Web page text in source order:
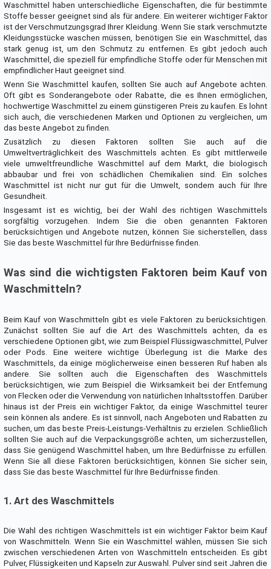
Waschmittel haben unterschiedliche Eigenschaften, die für bestimmte
Stoffe besser geeignet sind als für andere. Ein weiterer wichtiger Faktor
ist der Verschmutzungsgrad Ihrer Kleidung. Wenn Sie stark verschmutzte
Kleidungsstücke waschen müssen, benötigen Sie ein Waschmittel, das
stark genug ist, um den Schmutz zu entfernen. Es gibt jedoch auch
Waschmittel, die speziell für empfindliche Stoffe oder für Menschen mit
empfindlicher Haut geeignet sind.
Wenn Sie Waschmittel kaufen, sollten Sie auch auf Angebote achten.
Oft gibt es Sonderangebote oder Rabatte, die es Ihnen ermöglichen,
hochwertige Waschmittel zu einem günstigeren Preis zu kaufen. Es lohnt
sich auch, die verschiedenen Marken und Optionen zu vergleichen, um
das beste Angebot zu finden.
Zusätzlich zu diesen Faktoren sollten Sie auch auf die
Umweltverträglichkeit des Waschmittels achten. Es gibt mittlerweile
viele umweltfreundliche Waschmittel auf dem Markt, die biologisch
abbaubar und frei von schädlichen Chemikalien sind. Ein solches
Waschmittel ist nicht nur gut für die Umwelt, sondern auch für Ihre
Gesundheit.
Insgesamt ist es wichtig, bei der Wahl des richtigen Waschmittels
sorgfältig vorzugehen. Indem Sie die oben genannten Faktoren
berücksichtigen und Angebote nutzen, können Sie sicherstellen, dass
Sie das beste Waschmittel für Ihre Bedürfnisse finden.
Was sind die wichtigsten Faktoren beim Kauf von
Waschmitteln?
Beim Kauf von Waschmitteln gibt es viele Faktoren zu berücksichtigen.
Zunächst sollten Sie auf die Art des Waschmittels achten, da es
verschiedene Optionen gibt, wie zum Beispiel Flüssigwaschmittel, Pulver
oder Pods. Eine weitere wichtige Überlegung ist die Marke des
Waschmittels, da einige möglicherweise einen besseren Ruf haben als
andere. Sie sollten auch die Eigenschaften des Waschmittels
berücksichtigen, wie zum Beispiel die Wirksamkeit bei der Entfernung
von Flecken oder die Verwendung von natürlichen Inhaltsstoffen. Darüber
hinaus ist der Preis ein wichtiger Faktor, da einige Waschmittel teurer
sein können als andere. Es ist sinnvoll, nach Angeboten und Rabatten zu
suchen, um das beste Preis-Leistungs-Verhältnis zu erzielen. Schließlich
sollten Sie auch auf die Verpackungsgröße achten, um sicherzustellen,
dass Sie genügend Waschmittel haben, um Ihre Bedürfnisse zu erfüllen.
Wenn Sie all diese Faktoren berücksichtigen, können Sie sicher sein,
dass Sie das beste Waschmittel für Ihre Bedürfnisse finden.
1. Art des Waschmittels
Die Wahl des richtigen Waschmittels ist ein wichtiger Faktor beim Kauf
von Waschmitteln. Wenn Sie ein Waschmittel wählen, müssen Sie sich
zwischen verschiedenen Arten von Waschmitteln entscheiden. Es gibt
Pulver, Flüssigkeiten und Kapseln zur Auswahl. Pulver sind seit Jahren die